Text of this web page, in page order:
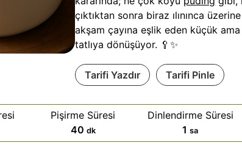
çıktıktan sonra biraz ılınınca
akşam çayına eşlik eden küçük
tatlıya dönüşüyor. 🥄✨
Tarifi Yazdır Tarifi Pinle
Pişirme Süresi
40d
a
dk
Dinlendirme Süresi
1 s
a
sa